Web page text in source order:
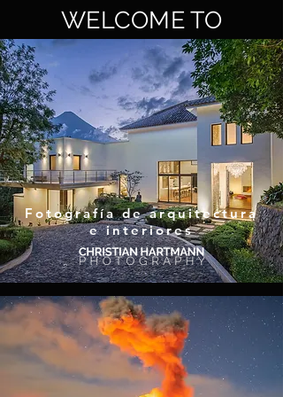
Fotografía de arquitectura
e interiores
WELCOME TO